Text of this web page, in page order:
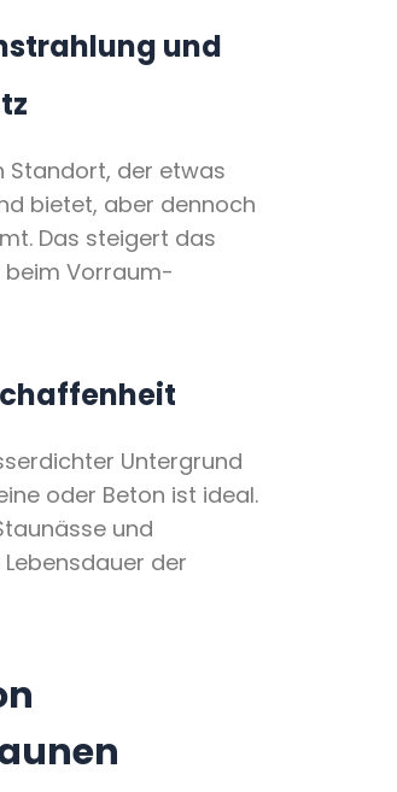
und
Standort, der etwas
bietet, aber dennoch
Das steigert das
Vorraum-
Untergrund
oder Beton ist ideal.
und
der